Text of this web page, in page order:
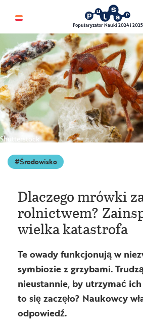
Popularyzator Nauki 2024 i 2025
Shutterstock
Środowisko
Dlaczego mrówki
rolnictwem?
wielka katastrofa
Te owady funkcjonują w
symbiozie z grzybami.
nieustannie, by utrzymać
to się zaczęło? Naukowcy
odpowiedź.